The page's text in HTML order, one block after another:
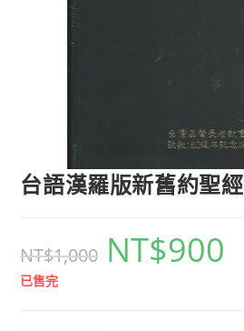
台語漢羅版新舊約聖經
NT$1,000 NT$900
已售完